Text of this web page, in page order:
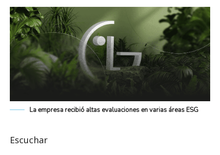
La empresa recibió altas evaluaciones en varias áreas ESG
Escuchar